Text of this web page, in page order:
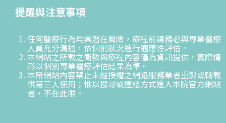
提醒與注意事項
任何醫療行為均具潛在風險，療程前請務必與專業醫療
人員充分溝通，依個別狀況進行適應性評估。
本網站之所載之衛教與療程內容僅為資訊提供，實際情
形以個別專業醫療評估結果為準。
本所網站內容禁止未經授權之網路服務業者重製或轉載
供第三人使用；惟以搜尋或連結方式進入本院官方網站
者，不在此限。